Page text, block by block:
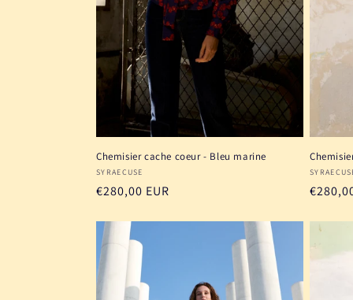
Chemisier cache coeur - Bleu marine
Fournisseur :
SYRAECUSE
Prix
€280,00 EUR
Prix